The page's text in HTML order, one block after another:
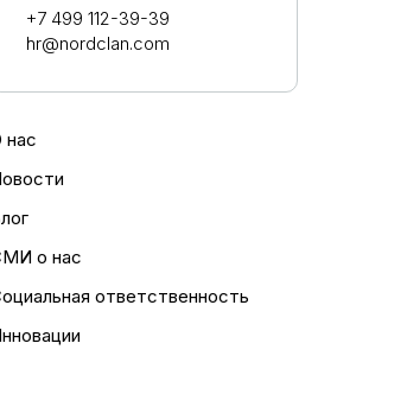
+7 499 112-39-39
hr@nordclan.com
нас
о нас
ответственность